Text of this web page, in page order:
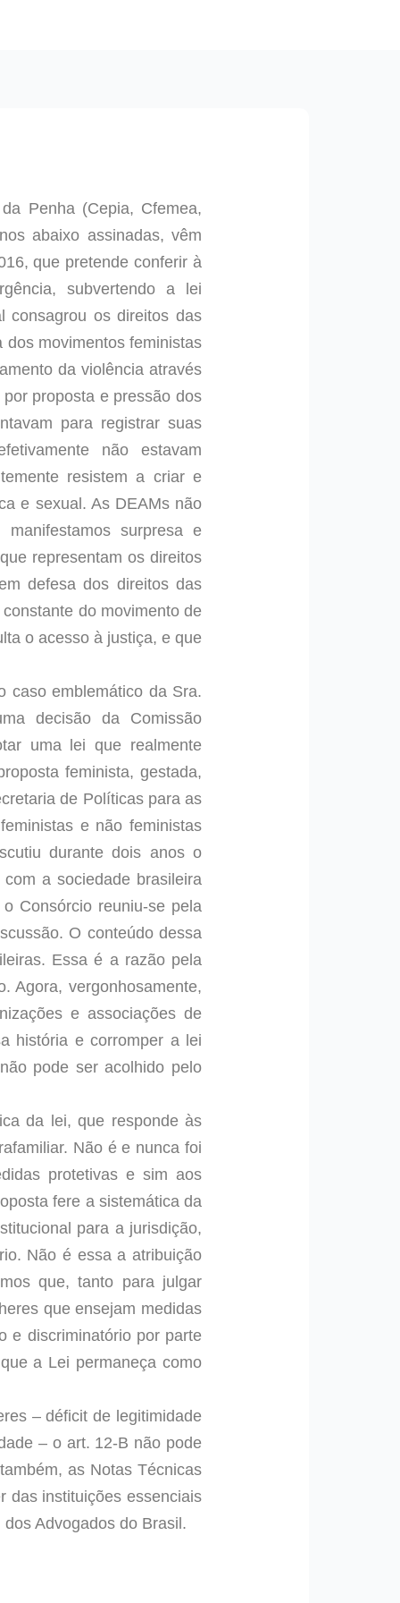
Penha (Cepia, Cfemea,
abaixo assinadas, vêm
que pretende conferir à
subvertendo a lei
consagrou os direitos das
movimentos feministas
da violência através
proposta e pressão dos
para registrar suas
não estavam
resistem a criar e
e sexual. As DEAMs não
surpresa e
representam os direitos
defesa dos direitos das
do movimento de
o acesso à justiça, e que
caso emblemático da Sra.
decisão da Comissão
uma lei que realmente
feminista, gestada,
de Políticas para as
e não feministas
durante dois anos o
a sociedade brasileira
Consórcio reuniu-se pela
O conteúdo dessa
Essa é a razão pela
Agora, vergonhosamente,
e associações de
história e corromper a lei
pode ser acolhido pelo
da lei, que responde às
Não é e nunca foi
protetivas e sim aos
fere a sistemática da
para a jurisdição,
Não é essa a atribuição
que, tanto para julgar
que ensejam medidas
e discriminatório por parte
a Lei permaneça como
– déficit de legitimidade
– o art. 12-B não pode
as Notas Técnicas
das instituições essenciais
Advogados do Brasil.